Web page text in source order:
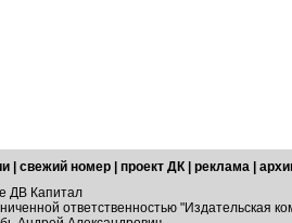
свежий номер проект ДК реклама
ДВ Капитал
ответственностью "Издательская